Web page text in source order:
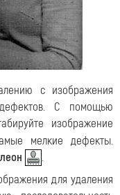
с изображения
С помощью
изображение
мелкие дефекты.
.
для удаления